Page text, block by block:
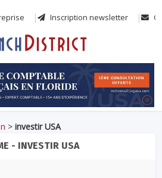
Inscription newsletter
>investir USA
- INVESTIR USA